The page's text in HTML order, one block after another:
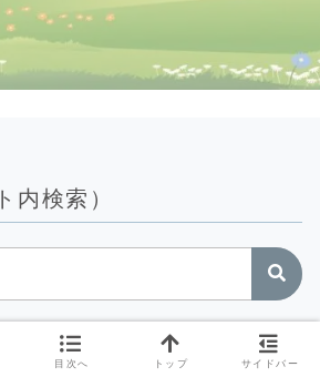
検索）
ゴリーから探す）
目次へ トップ サイドバー